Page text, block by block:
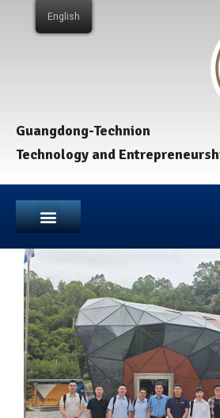
Guangdong-Technion
Technology and
English